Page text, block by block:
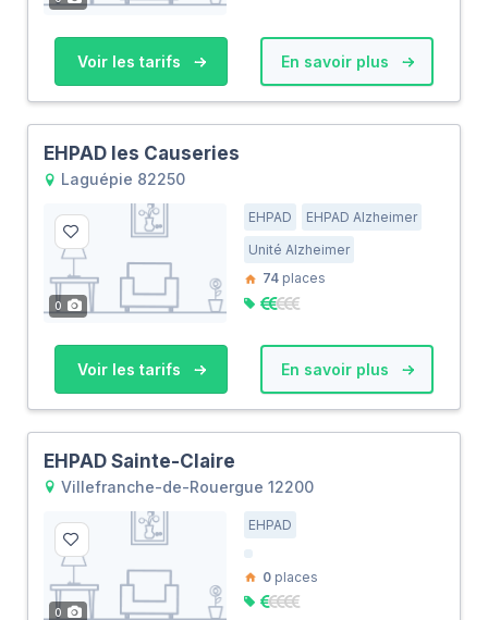
Voir les tarifs En savoir plus
EHPAD les Causeries
Laguépie 82250
0
EHPAD
EHPAD Alzheimer
Unité Alzheimer
74 places
Voir les tarifs En savoir plus
EHPAD Sainte-Claire
Villefranche-de-Rouergue 12200
0
EHPAD
0 places